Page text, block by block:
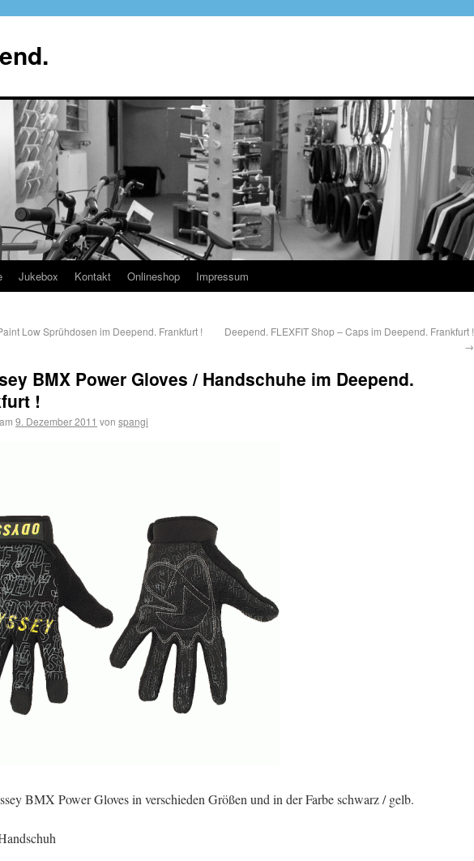
Jukebox Kontakt Onlineshop Impressum
Low Sprühdosen im Deepend. Frankfurt !
Deepend. FLEXFIT Shop – Caps im Deepend. Frankfurt !
→
BMX Power Gloves / Handschuhe im Deepend.
!
9. Dezember 2011 von spangi
BMX Power Gloves in verschieden Größen und in der Farbe schwarz / gelb.